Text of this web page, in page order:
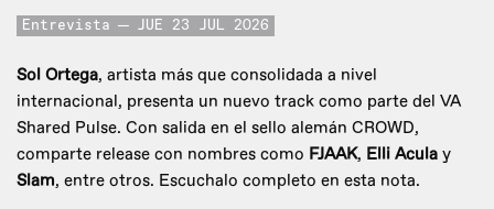
Entrevista JUE 23 JUL 2026
Sol Ortega, artista más que consolidada a nivel
internacional, presenta un nuevo track como parte del VA
Shared Pulse. Con salida en el sello alemán CROWD,
comparte release con nombres como FJAAK, Elli Acula y
Slam, entre otros. Escuchalo completo en esta nota.